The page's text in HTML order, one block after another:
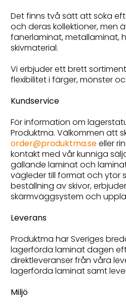
Det finns två sätt att söka
och deras kollektioner, men
fanerlaminat, metallaminat,
skivmaterial.
Vi erbjuder ett brett
flexibilitet i färger, mönster
Kundservice
För information om
Produktma. Välkommen att
order@produktma.seeller
kontakt med vår kunniga
gällande laminat och
vägleder till format och ytor
beställning av skivor,
skärmväggsystem och
Leverans
Produktma har Sveriges
lagerförda laminat dagen
direktleveranser från våra
lagerförda laminat samt
Miljö